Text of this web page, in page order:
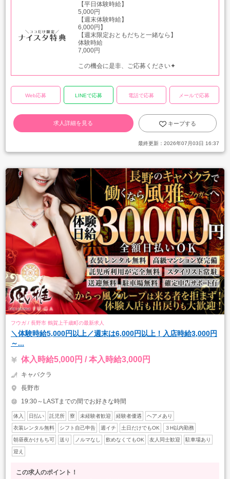
【平日体験時給】
5,000円
【週末体験時給】
6,000円】
【週末限定おともだちと一緒なら】
体験時給
7,000円
この機会に是非、ご応募ください✦
Web応募 LINEで応募 電話で応募 メールで応募
求人詳細を見る キープする
最終更新： 2026年07月03日 16:37
フウガ / 長野市 鶴賀上千歳町の最新求人
＼体験時給5,000円以上／週末は6,000円以上！入店時給3,000円
～...
体入時給5,000円 / 本入時給3,000円
キャバクラ
長野市
19:30～LASTまでの間でお好きな時間
体入 日払い 託児所 寮 未経験者歓迎 経験者優遇 ヘアメあり
衣装レンタル無料 シフト自己申告 週イチ 土日だけでもOK ３H以内勤務
朝昼夜かけもち可 送り ノルマなし 飲めなくてもOK 友人同士歓迎 駐車場あり
迎え
この求人のポイント！